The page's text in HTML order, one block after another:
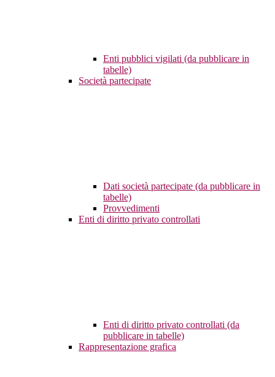
Enti pubblici vigilati (da pubblicare in
tabelle)
Società partecipate
Dati società partecipate (da pubblicare in
tabelle)
Provvedimenti
Enti di diritto privato controllati
Enti di diritto privato controllati (da
pubblicare in tabelle)
Rappresentazione grafica